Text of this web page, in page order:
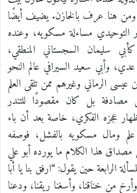
هنا عرف بالخازن. يضيف أيضًا
التوحيدي مساءلة مسكويه، وعنده
سليمان السجستاني المنطقي،
وأبي سعيد السيرافي عالم النحو
عيسى الرماني وغيرهم ممن تلقى العلم
مصادفة بل كان مقصودًا للتندر
عجزه الفكري، خاصة بعد أن باء
ومال مسكويه بالفشل، فوصفه
هذا الكلام ما يورده أبو علي
الرابعة حين يقول: “ارفق بنا يا أبا
من خناقنا، وأسغنا ريقنا، ودعنا